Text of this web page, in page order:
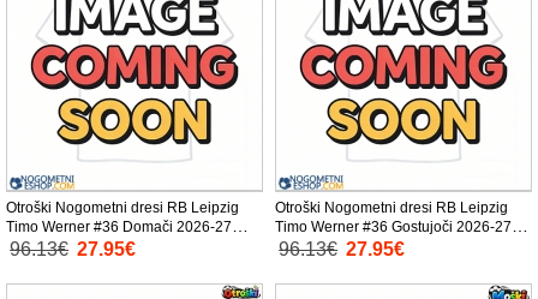
Otroški Nogometni dresi RB Leipzig
Timo Werner #36 Domači 2026-27
Kratek Rokav (+ Kratke hlače)
96.13€ 27.95€
Otroški Nogometni dresi RB Leipzig
Timo Werner #36 Gostujoči 2026-27
Kratek Rokav (+ Kratke hlače)
96.13€ 27.95€